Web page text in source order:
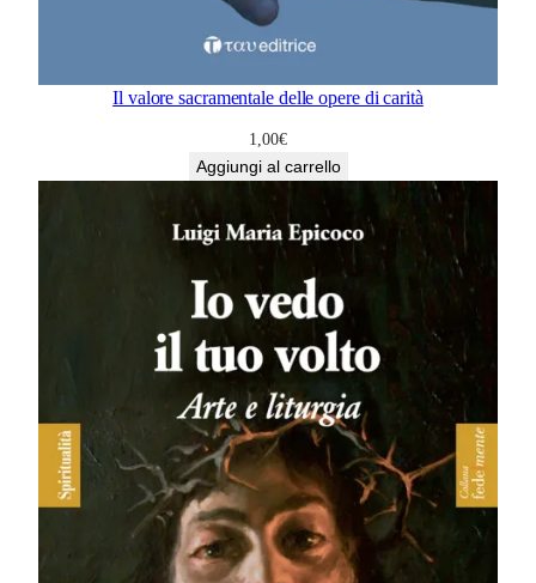
Il valore sacramentale delle opere di carità
1,00€
Aggiungi al carrello